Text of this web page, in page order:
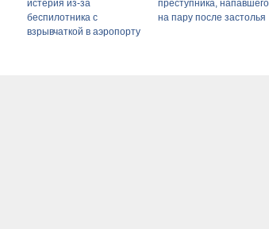
истерия из-за
беспилотника с
взрывчаткой в аэропорту
преступника, напавшего
на пару после застолья